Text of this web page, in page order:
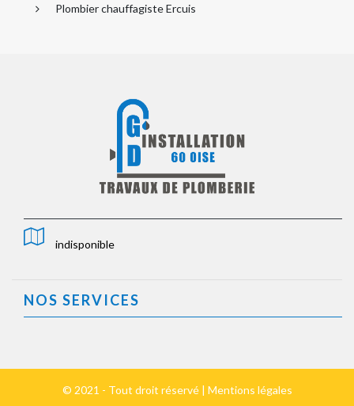
Plombier chauffagiste Ercuis
indisponible
NOS SERVICES
© 2021 - Tout droit réservé | Mentions légales